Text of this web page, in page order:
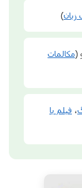
زبان)
(مکالمات
، فیلم با